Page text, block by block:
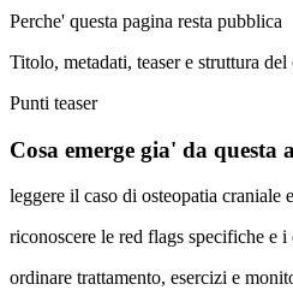
Perche' questa pagina resta pubblica
Titolo, metadati, teaser e struttura
Punti teaser
Cosa emerge gia' da questa
leggere il caso di osteopatia craniale
riconoscere le red flags specifiche
ordinare trattamento, esercizi e